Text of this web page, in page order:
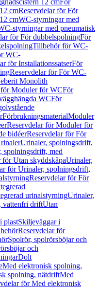
12 cmFör
cmReservdelar för För
cmWC-styrningar med
styrningar med pneumatisk
för För dubbelspolningFör
Tillbehör för WC-
WC-
för InstallationssatserFör
Reservdelar för För WC-
Monolith
för Moduler för WCFör
WCFör
FörbrukningsmaterialModuler
Reservdelar för Moduler för
bidéerReservdelar för För
Urinaler, spolningsdrift,
spolningsdrift, med
för Utan skyddskåpaUrinaler,
för Urinaler, spolningsdrift,
Reservdelar för För
urinalstyrningUrinaler,
vattenfri driftUtan
plastSkiljeväggar i
Reservdelar för
Spolrör, spolrörsböjar och
och
Dolt
Med elektronisk spolning,
spolning, nätdriftMed
för Med elektronisk